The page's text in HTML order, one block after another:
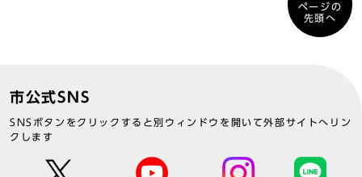
ページの
先頭へ
市公式SNS
SNSボタンをクリックすると別ウィンドウを開いて外部サイトへリン
クします